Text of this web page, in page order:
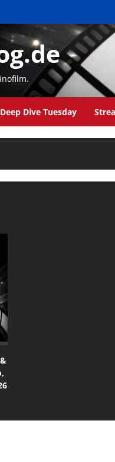
Deep Dive Tuesday